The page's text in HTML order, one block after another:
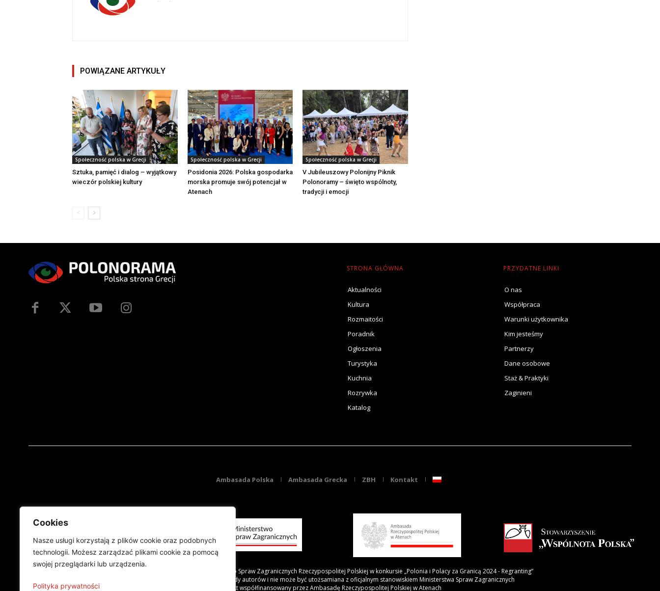
Cookies
Nasze usługi korzystają z plików cookie oraz podobnych
technologii. Możesz zarządzać plikami cookie za pomocą
swojej przeglądarki lub urządzenia.
Polityka prywatności
POWIĄZANE ARTYKUŁY
Społeczność polska w Grecji
Sztuka, pamięć i dialog – wyjątkowy
wieczór polskiej kultury
Społeczność polska w Grecji
Posidonia 2026: Polska gospodarka
morska promuje swój potencjał w
Atenach
Społeczność polska w Grecji
V Jubileuszowy Polonijny Piknik
Polonoramy – święto wspólnoty,
tradycji i emocji
STRONA GŁÓWNA
Aktualności
Kultura
Rozmaitości
Poradnik
Ogłoszenia
Turystyka
Kuchnia
Rozrywka
Katalog
PRZYDATNE LINKI
O nas
Współpraca
Warunki użytkownika
Kim jesteśmy
Partnerzy
Dane osobowe
Staż & Praktyki
Zaginieni
Ambasada Polska Ambasada Grecka ZBH Kontakt
Projekt finansowany przez Ministerstwo Spraw Zagranicznych Rzeczypospolitej Polskiej w konkursie „Polonia i Polacy za Granicą 2024 - Regranting”
Publikacja wyraża jedynie poglądy autorów i nie może być utożsamiana z oficjalnym stanowiskiem Ministerstwa Spraw Zagranicznych
Projekt współfinansowany przez Ambasadę Rzeczypospolitej Polskiej w Atenach